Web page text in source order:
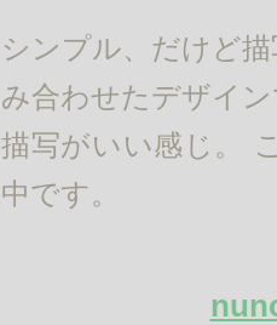
シンプル、だけど
み合わせたデザイ
描写がいい感じ。
中です。